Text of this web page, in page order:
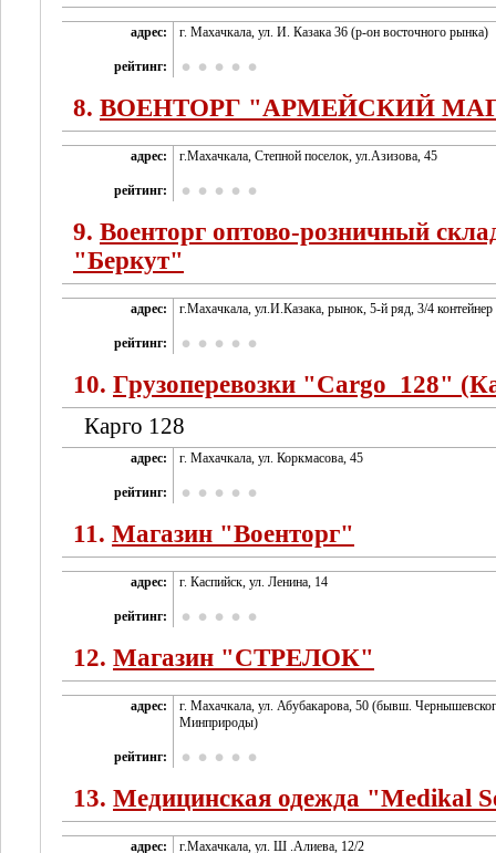
адрес: г. Махачкала, ул. И. Казака 36 (р-он восточного рынка)
рейтинг:
8. ВОЕНТОРГ "АРМЕЙСКИЙ
адрес: г.Махачкала, Степной поселок, ул.Азизова, 45
рейтинг:
9. Военторг оптово-розничный
"Беркут"
адрес: г.Махачкала, ул.И.Казака, рынок, 5-й ряд, 3/4 контейнер
рейтинг:
10. Грузоперевозки "Cargo_128"
Карго 128
адрес: г. Махачкала, ул. Коркмасова, 45
рейтинг:
11. Магазин "Военторг"
адрес: г. Каспийск, ул. Ленина, 14
рейтинг:
12. Магазин "СТРЕЛОК"
адрес:
г. Махачкала, ул. Абубакарова, 50 (бывш.
Минприроды)
рейтинг:
13. Медицинская одежда "Medikal
адрес: г.Махачкала, ул. Ш .Алиева, 12/2